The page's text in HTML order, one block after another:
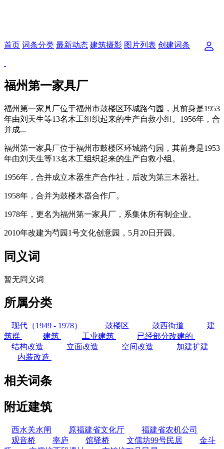
首页 词条分类 最新动态 建筑摄影 图片列表 创建词条
福州第一家具厂
福州第一家具厂位于福州市鼓楼区环城路勺园，其前身是1953
年由刘天生等13名木工组织起来的生产自救小组。1956年，合
并成...
福州第一家具厂位于福州市鼓楼区环城路勺园，其前身是1953
年由刘天生等13名木工组织起来的生产自救小组。
1956年，合并成立木器生产合作社，后改为第三木器社。
1958年，合并为鼓楼木器合作厂。
1978年，更名为福州第一家具厂，系集体所有制企业。
2010年改建为芍园1号文化创意园，5月20日开园。
同义词
暂无同义词
所属分类
现代（1949 - 1978） 鼓楼区 鼓西街道
建
筑群
建筑 工业建筑
已经部分改建的
结构改造
立面改造 空间改造
加建扩建
内装改造
相关词条
附近建筑
西水关水闸 原福建省文化厅
福建省农机公司
观音桥
率庐 馆驿桥 文儒坊99号民居
金斗